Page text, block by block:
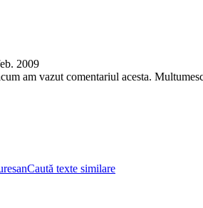
2009
am vazut comentariul acesta.
Caută texte similare